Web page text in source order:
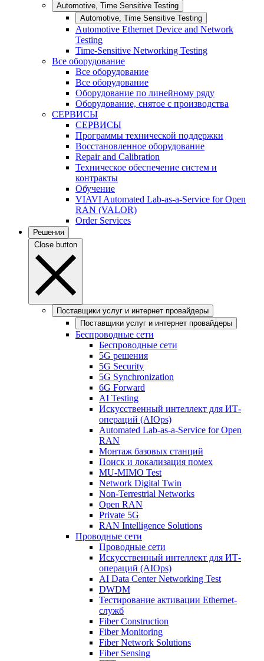
Automotive, Time Sensitive Testing
Automotive, Time Sensitive Testing
Automotive Ethernet Device and Network
Testing
Time-Sensitive Networking Testing
Все оборудование
Все оборудование
Все оборудование
Оборудование по линейному ряду
Оборудование, снятое с производства
СЕРВИСЫ
СЕРВИСЫ
Программы технической поддержки
Восстановленное оборудование
Repair and Calibration
Техническое обеспечение систем и
контракты
Обучение
VIAVI Automated Lab-as-a-Service for Open
RAN (VALOR)
Order Services
Решения
Close button
Поставщики услуг и интернет провайдеры
Поставщики услуг и интернет провайдеры
Беспроводные сети
Беспроводные сети
5G решения
5G Security
5G Synchronization
6G Forward
AI Testing
Искусственный интеллект для ИТ-
операций (AIOps)
Automated Lab-as-a-Service for Open
RAN
Монтаж базовых станций
Поиск и локализация помех
MU-MIMO Test
Network Digital Twin
Non-Terrestrial Networks
Open RAN
Private 5G
RAN Intelligence Solutions
Проводные сети
Проводные сети
Искусственный интеллект для ИТ-
операций (AIOps)
AI Data Center Networking Test
DWDM
Тестирование активации Ethernet-
служб
Fiber Construction
Fiber Monitoring
Fiber Network Solutions
Fiber Sensing